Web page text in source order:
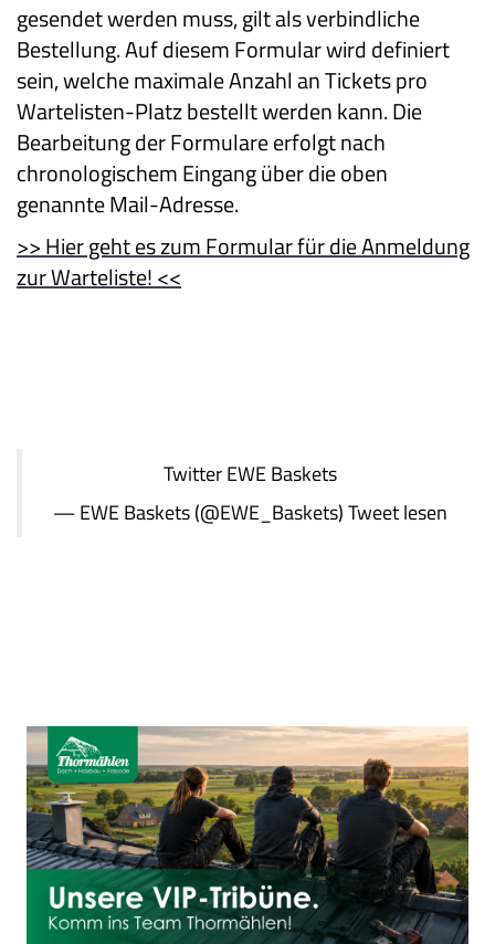
gesendet werden muss, gilt als verbindliche
Bestellung. Auf diesem Formular wird definiert
sein, welche maximale Anzahl an Tickets pro
Wartelisten-Platz bestellt werden kann. Die
Bearbeitung der Formulare erfolgt nach
chronologischem Eingang über die oben
genannte Mail-Adresse.
>> Hier geht es zum Formular für die Anmeldung
zur Warteliste! <<
TwitterEWE Baskets
— EWE Baskets (@EWE_Baskets)Tweet lesen